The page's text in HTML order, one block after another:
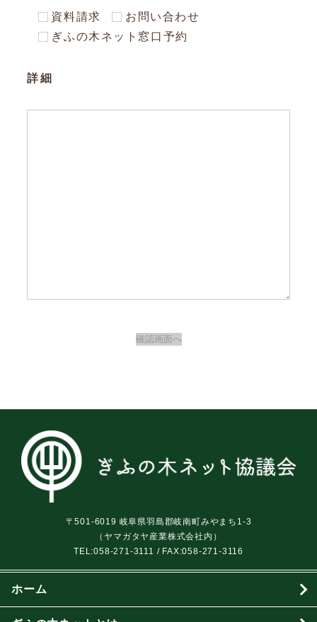
資料請求
お問い合わせ
ぎふの木ネット窓口予約
詳細
〒501-6019 岐阜県羽島郡岐南町みやまち1-3
（ヤマガタヤ産業株式会社内）
TEL:058-271-3111 / FAX:058-271-3116
ホーム